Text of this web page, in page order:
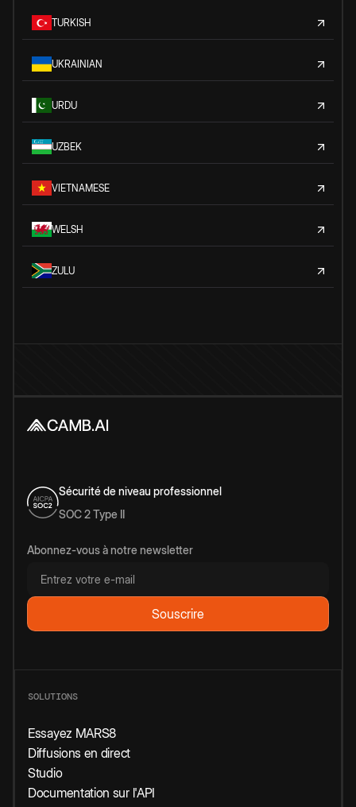
TURKISH
UKRAINIAN
URDU
UZBEK
VIETNAMESE
WELSH
ZULU
Sécurité de niveau professionnel
SOC 2 Type II
Abonnez-vous à notre newsletter
SOLUTIONS
Essayez MARS8
Diffusions en direct
Studio
Documentation sur l'API